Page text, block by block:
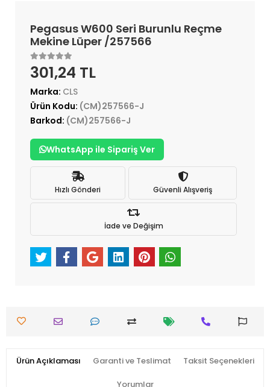
Pegasus W600 Seri Burunlu Reçme
Mekine Lüper /257566
301,24 TL
Marka: CLS
Ürün Kodu: (CM)257566-J
Barkod: (CM)257566-J
WhatsApp ile Sipariş Ver
Hızlı Gönderi Güvenli Alışveriş
İade ve Değişim
Ürün Açıklaması Garanti ve Teslimat Taksit Seçenekleri
Yorumlar